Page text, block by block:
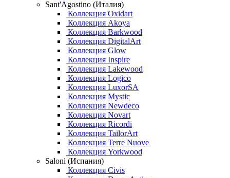
Sant'Agostino (Италия)
Коллекция Oxidart
Коллекция Akoya
Коллекция Barkwood
Коллекция DigitalArt
Коллекция Glow
Коллекция Inspire
Коллекция Lakewood
Коллекция Logico
Коллекция LuxorSA
Коллекция Mystic
Коллекция Newdeco
Коллекция Novart
Коллекция Ricordi
Коллекция TailorArt
Коллекция Terre Nuove
Коллекция Yorkwood
Saloni (Испания)
Коллекция Civis